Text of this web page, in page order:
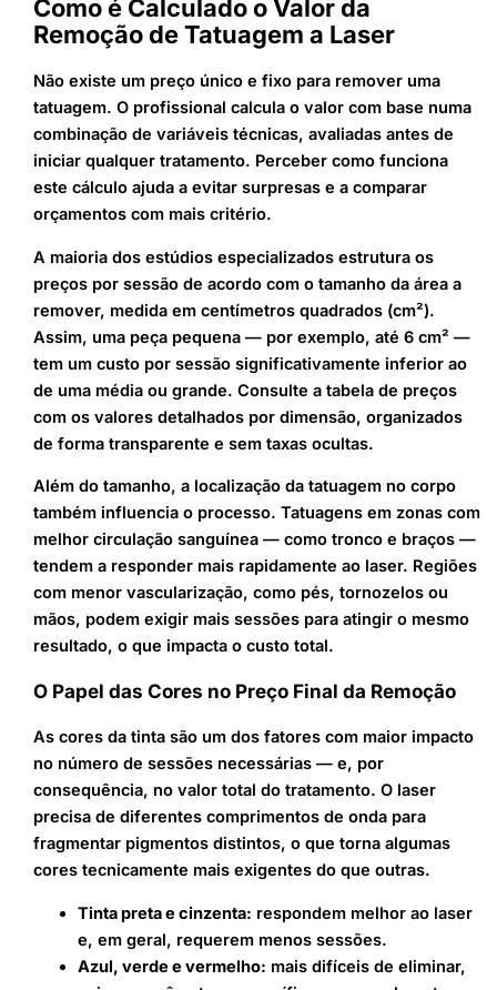
Como é Calculado o Valor da
Remoção de Tatuagem a Laser
Não existe um preço único e fixo para remover uma
tatuagem. O profissional calcula o valor com base numa
combinação de variáveis técnicas, avaliadas antes de
iniciar qualquer tratamento. Perceber como funciona
este cálculo ajuda a evitar surpresas e a comparar
orçamentos com mais critério.
A maioria dos estúdios especializados estrutura os
preços por sessão de acordo com o tamanho da área a
remover, medida em centímetros quadrados (cm²).
Assim, uma peça pequena — por exemplo, até 6 cm² —
tem um custo por sessão significativamente inferior ao
de uma média ou grande. Consulte a tabela de preços
com os valores detalhados por dimensão, organizados
de forma transparente e sem taxas ocultas.
Além do tamanho, a localização da tatuagem no corpo
também influencia o processo. Tatuagens em zonas com
melhor circulação sanguínea — como tronco e braços —
tendem a responder mais rapidamente ao laser. Regiões
com menor vascularização, como pés, tornozelos ou
mãos, podem exigir mais sessões para atingir o mesmo
resultado, o que impacta o custo total.
O Papel das Cores no Preço Final da Remoção
As cores da tinta são um dos fatores com maior impacto
no número de sessões necessárias — e, por
consequência, no valor total do tratamento. O laser
precisa de diferentes comprimentos de onda para
fragmentar pigmentos distintos, o que torna algumas
cores tecnicamente mais exigentes do que outras.
Tinta preta e cinzenta: respondem melhor ao laser
e, em geral, requerem menos sessões.
Azul, verde e vermelho: mais difíceis de eliminar,